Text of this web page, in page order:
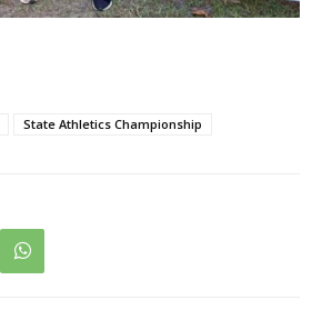
State Athletics Championship